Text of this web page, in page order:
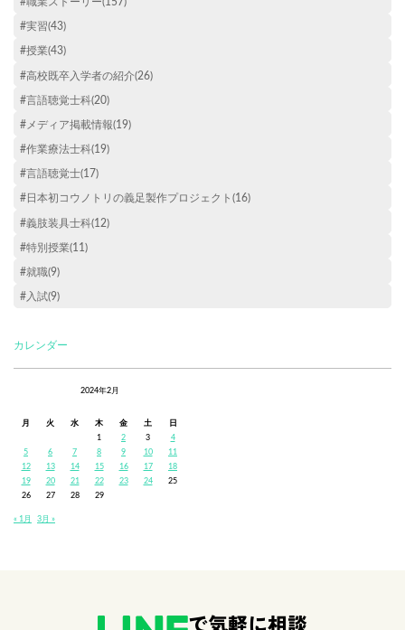
#実習(43)
#授業(43)
#高校既卒入学者の紹介(26)
#言語聴覚士科(20)
#メディア掲載情報(19)
#作業療法士科(19)
#言語聴覚士(17)
#日本初コウノトリの義足製作プロジェクト(16)
#義肢装具士科(12)
#特別授業(11)
#就職(9)
#入試(9)
カレンダー
2024年2月
月 火 水 木 金 土
日
1
2 3
4
5
6 7 8 9 10
11
12
13 14 15 16 17
18
19
20 21 22 23 24
25
26
27 28
29
« 1月 3月 »
で気軽に相談